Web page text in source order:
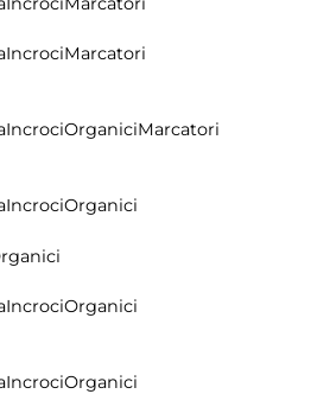
IncrociMarcatori
IncrociOrganiciMarcatori
IncrociOrganici
IncrociOrganici
IncrociOrganici